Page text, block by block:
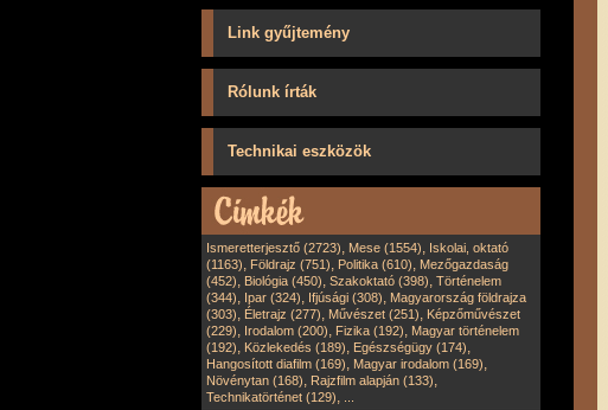
Link gyűjtemény
Rólunk írták
Technikai eszközök
Ismeretterjesztő (2723), Mese (1554), Iskolai, oktató
(1163), Földrajz (751), Politika (610), Mezőgazdaság
(452), Biológia (450), Szakoktató (398), Történelem
(344), Ipar (324), Ifjúsági (308), Magyarország földrajza
(303), Életrajz (277), Művészet (251), Képzőművészet
(229), Irodalom (200), Fizika (192), Magyar történelem
(192), Közlekedés (189), Egészségügy (174),
Hangosított diafilm (169), Magyar irodalom (169),
Növénytan (168), Rajzfilm alapján (133),
Technikatörténet (129),